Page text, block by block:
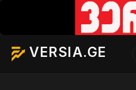
VERSIA.GE